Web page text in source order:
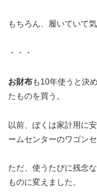
もちろん、履いていて気
・・・
お財布も10年使うと決
たものを買う。
以前、ぼくは家計用に
ームセンターのワゴン
ただ、使うたびに残念
ものに変えました。